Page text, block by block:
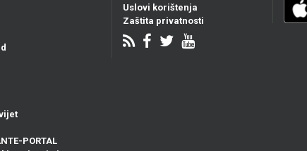
PORTAL
Uslovi korištenja
Zaštita privatnosti